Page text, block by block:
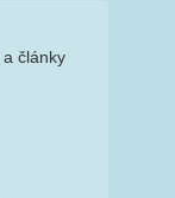
články